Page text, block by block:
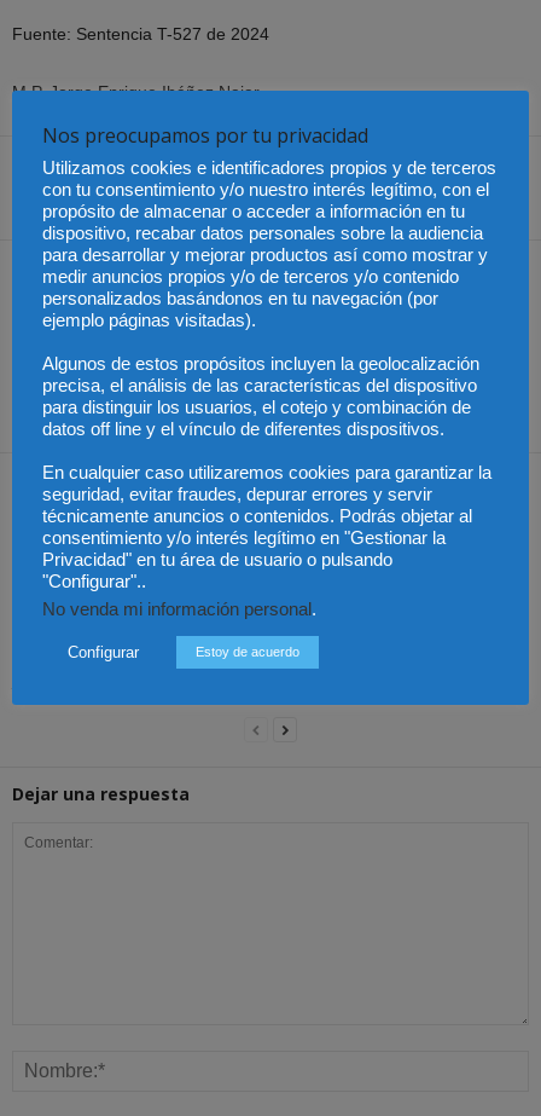
Fuente: Sentencia T-527 de 2024
M.P. Jorge Enrique Ibáñez Najar
Share
Artículo anterior
Chile – Comisión de
Trabajo avanza con
votación de indicaciones
de la reforma de
pensiones
Artículo siguiente
Indemnizan con 5.000
días de prisión injusta
Artículos relacionados Más del autor
Colombia – Proteger la
Colombia – Abelardo de
Dejar una respuesta
Nos preocupamos por tu privacidad
Utilizamos cookies e identificadores propios y de terceros
con tu consentimiento y/o nuestro interés legítimo, con el
propósito de almacenar o acceder a información en tu
dispositivo, recabar datos personales sobre la audiencia
para desarrollar y mejorar productos así como mostrar y
medir anuncios propios y/o de terceros y/o contenido
personalizados basándonos en tu navegación (por
ejemplo páginas visitadas).
Algunos de estos propósitos incluyen la geolocalización
precisa, el análisis de las características del dispositivo
para distinguir los usuarios, el cotejo y combinación de
datos off line y el vínculo de diferentes dispositivos.
En cualquier caso utilizaremos cookies para garantizar la
seguridad, evitar fraudes, depurar errores y servir
técnicamente anuncios o contenidos. Podrás objetar al
consentimiento y/o interés legítimo en "Gestionar la
Privacidad" en tu área de usuario o pulsando
"Configurar"..
No venda mi información personal.
Configurar Estoy de acuerdo